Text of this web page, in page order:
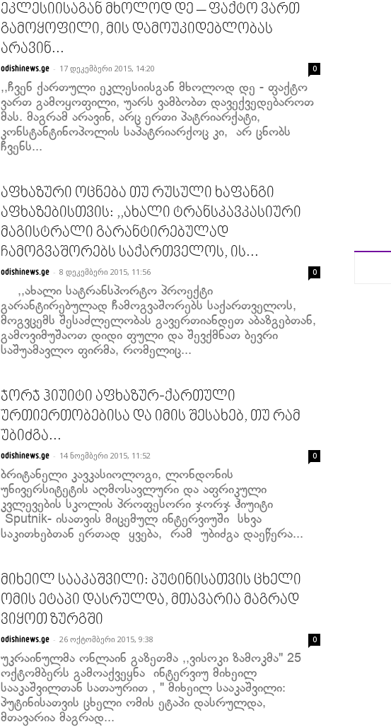
ეკლესიისაგან მხოლოდ დე – ფაქტო ვართ
გამოყოფილი, მის დამოუკიდებლობას
არავინ...
odishinews.ge - 17 დეკემბერი 2015, 14:20 0
,,ჩვენ ქართული ეკლესიისგან მხოლოდ დე - ფაქტო
ვართ გამოყოფილი, უარს ვამბობთ დავექვედებაროთ
მას. მაგრამ არავინ, არც ერთი პატრიარქატი,
კონსტანტინოპოლის საპატრიარქოც კი, არ ცნობს
ჩვენს...
აფხაზური ოცნება თუ რუსული ხაფანგი
აფხაზებისთვის: ,,ახალი ტრანსკავკასიური
მაგისტრალი გარანტირებულად
ჩამოგვაშორებს საქართველოს, ის...
odishinews.ge - 8 დეკემბერი 2015, 11:56 0
,,ახალი სატრანსპორტო პროექტი
გარანტირებულად ჩამოგვაშორებს საქართველოს,
მოგვცემს შესაძლელობას გავერთიანდეთ აბაზგებთან,
გამოვიმუშაოთ დიდი ფული და შევქმნათ ბევრი
საშუამავლო ფირმა, რომელიც...
ჯორჯ ჰიუიტი აფხაზურ-ქართული
ურთიერთობებისა და იმის შესახებ, თუ რამ
უბიძგა...
odishinews.ge - 14 ნოემბერი 2015, 11:52 0
ბრიტანელი კავკასიოლოგი, ლონდონის
უნივერსიტეტის აღმოსავლური და აფრიკული
კვლევების სკოლის პროფესორი ჯორჯ ჰიუიტი
Sputnik- ისათვის მიცემულ ინტერვიუში სხვა
საკითხებთან ერთად ყვება, რამ უბიძგა დაეწერა...
მიხეილ სააკაშვილი: პუტინისათვის ცხელი
ომის ეტაპი დასრულდა, მთავარია მაგრად
ვიყოთ ზურგში
odishinews.ge - 26 ოქტომბერი 2015, 9:38 0
უკრაინულმა ონლაინ გაზეთმა ,,ვისოკი ზამოკმა'' 25
ოქტომბერს გამოაქვეყნა ინტერვიუ მიხეილ
სააკაშვილთან სათაურით , " მიხეილ სააკაშვილი:
პუტინისათვის ცხელი ომის ეტაპი დასრულდა,
მთავარია მაგრად...